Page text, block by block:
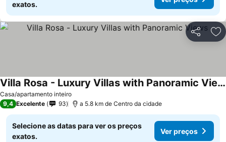
exatos.
Partilhar
Casa/apartamento inteiro
Villa Rosa - Luxury Villas with Panoramic Views
Ver preços
9,4 Excelente 93 a 5.8 km de Centro da cidade
Selecione as datas para ver os preços
exatos.
Ver preços